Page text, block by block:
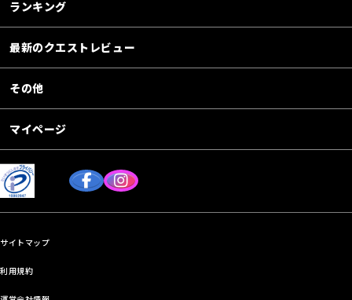
ランキング
最新のクエストレビュー
その他
マイページ
サイトマップ
利用規約